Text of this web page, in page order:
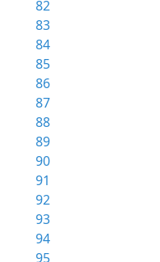
82
83
84
85
86
87
88
89
90
91
92
93
94
95